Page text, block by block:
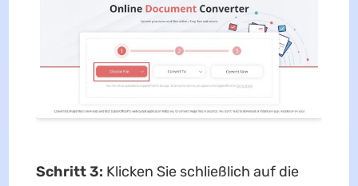
Schritt 3: Klicken Sie schließlich auf die